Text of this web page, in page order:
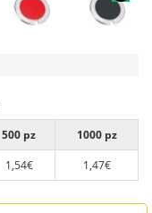
500 pz
1000 pz
1,54€ 1,47€